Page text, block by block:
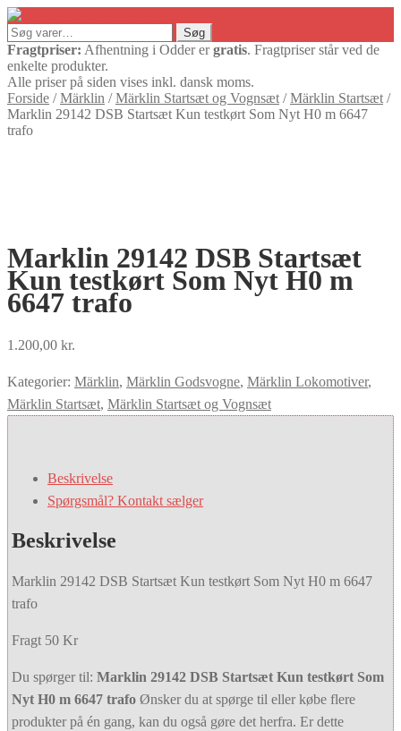
Søg
efter:
Søg
Fragtpriser: Afhentning i Odder ergratis. Fragtpriser står ved de
enkelte produkter.
Alle priser på siden vises inkl. dansk moms.
Forside /Märklin /Märklin Startsæt og Vognsæt /Märklin Startsæt /
Marklin 29142 DSB Startsæt Kun testkørt Som Nyt H0 m 6647
trafo
Marklin 29142 DSB Startsæt
Kun testkørt Som Nyt H0 m
6647 trafo
1.200,00 kr.
Kategorier: Märklin, Märklin Godsvogne, Märklin Lokomotiver,
Märklin Startsæt, Märklin Startsæt og Vognsæt
Beskrivelse
Spørgsmål? Kontakt sælger
Beskrivelse
Marklin 29142 DSB Startsæt Kun testkørt Som Nyt H0 m 6647
trafo
Fragt 50 Kr
Du spørger til: Marklin 29142 DSB Startsæt Kun testkørt Som
Nyt H0 m 6647 trafo Ønsker du at spørge til eller købe flere
produkter på én gang, kan du også gøre det herfra. Er dette